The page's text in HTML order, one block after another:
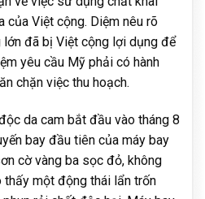
của Việt cộng. Diệm nêu rõ
lớn đã bị Việt cộng lợi dụng để
yêu cầu Mỹ phải có hành
chặn việc thu hoạch.
da cam bắt đầu vào tháng 8
bay đầu tiên của máy bay
cờ vàng ba sọc đỏ, không
một động thái lẩn trốn